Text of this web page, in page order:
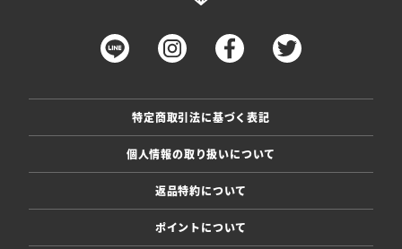
特定商取引法に基づく表記
個人情報の取り扱いについて
返品特約について
ポイントについて